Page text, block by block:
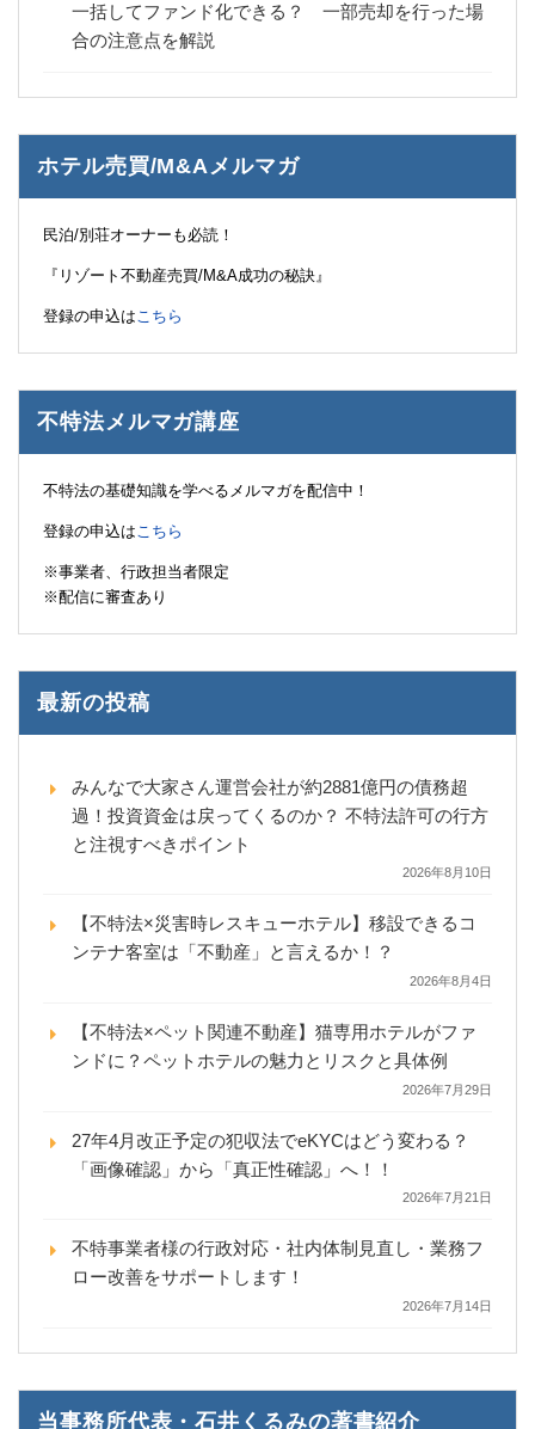
一括してファンド化できる？ 一部売却を行った場
合の注意点を解説
ホテル売買/M&Aメルマガ
民泊/別荘オーナーも必読！
『リゾート不動産売買/M&A成功の秘訣』
登録の申込は こちら
不特法メルマガ講座
不特法の基礎知識を学べるメルマガを配信中！
登録の申込は こちら
※事業者、行政担当者限定
※配信に審査あり
最新の投稿
みんなで大家さん運営会社が約2881億円の債務超
過！投資資金は戻ってくるのか？ 不特法許可の行方
と注視すべきポイント
2026年8月10日
【不特法×災害時レスキューホテル】移設できるコ
ンテナ客室は「不動産」と言えるか！？
2026年8月4日
【不特法×ペット関連不動産】猫専用ホテルがファ
ンドに？ペットホテルの魅力とリスクと具体例
2026年7月29日
27年4月改正予定の犯収法でeKYCはどう変わる？
「画像確認」から「真正性確認」へ！！
2026年7月21日
不特事業者様の行政対応・社内体制見直し・業務フ
ロー改善をサポートします！
2026年7月14日
当事務所代表・石井くるみの著書紹介